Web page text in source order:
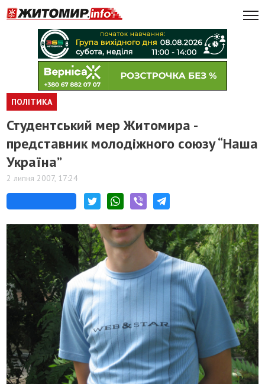
ПОЛІТИКА
Студентський мер Житомира -
представник молодіжного союзу “Наша
Україна”
2 липня 2007, 17:24